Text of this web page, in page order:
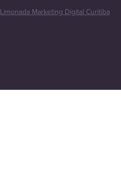
Limonada Marketing Digital Curitiba